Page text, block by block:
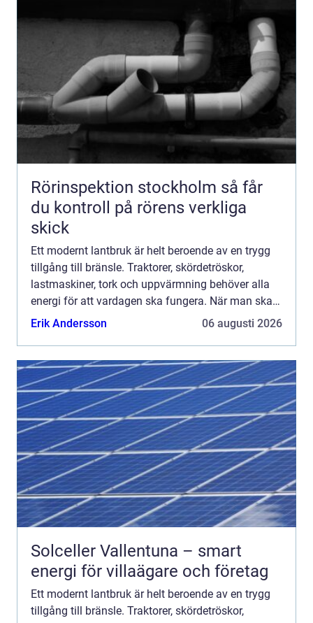
Rörinspektion stockholm så får
du kontroll på rörens verkliga
skick
Ett modernt lantbruk är helt beroende av en trygg
tillgång till bränsle. Traktorer, skördetröskor,
lastmaskiner, tork och uppvärmning behöver alla
energi för att vardagen ska fungera. När man ska
köpa diesel till lantbruk handlar frågan därför inte
Erik Andersson 06 augusti 2026
Solceller Vallentuna – smart
energi för villaägare och företag
Ett modernt lantbruk är helt beroende av en trygg
tillgång till bränsle. Traktorer, skördetröskor,